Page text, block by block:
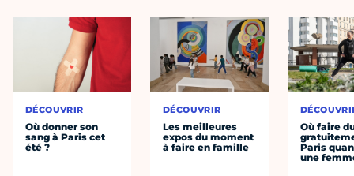
DÉCOUVRIR
Où donner son
sang à Paris cet
été ?
DÉCOUVRIR
Les meilleures
expos du moment
à faire en famille
Où faire
Paris
une